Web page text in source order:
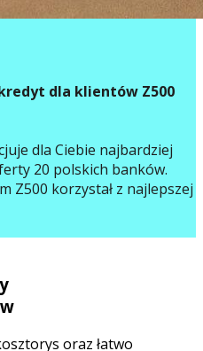
dla klientów Z500
dla Ciebie najbardziej
20 polskich banków.
Z500 korzystał z najlepszej
oraz łatwo